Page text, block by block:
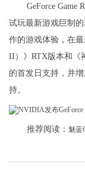
GeForce Game
试玩最新游戏巨制
作的游戏体验，在
II）》RTX版本和《
的首发日支持，并
持。
推荐阅读： 魅蓝